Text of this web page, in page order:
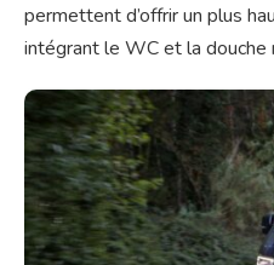
permettent d’offrir un plus
intégrant le WC et la douche